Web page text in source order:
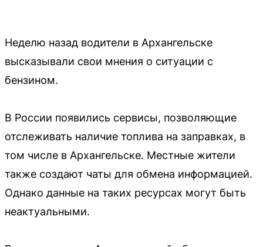
Неделю назад водители в Архангельске
высказывали свои мнения о ситуации с
бензином.
В России появились сервисы, позволяющие
отслеживать наличие топлива на заправках, в
том числе в Архангельске. Местные жители
также создают чаты для обмена информацией.
Однако данные на таких ресурсах могут быть
неактуальными.